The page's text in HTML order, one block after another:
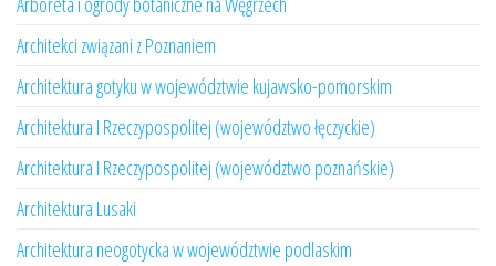
Architekci związani z Poznaniem
Architektura gotyku w województwie kujawsko-pomorskim
Architektura I Rzeczypospolitej (województwo łęczyckie)
Architektura I Rzeczypospolitej (województwo poznańskie)
Architektura Lusaki
Architektura neogotycka w województwie podlaskim